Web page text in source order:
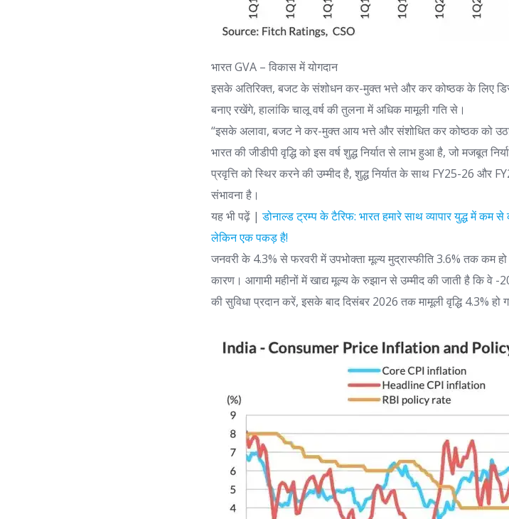
भारत GVA – विकास में योगदान
इसके अतिरिक्त, बजट के संशोधन कर-मुक्त भत्ते और कर कोष्ठक के लिए
बनाए रखेंगे, हालांकि चालू वर्ष की तुलना में अधिक मामूली गति से।
“इसके अलावा, बजट ने कर-मुक्त आय भत्ते और संशोधित कर कोष्ठक को
भारत की जीडीपी वृद्धि को इस वर्ष शुद्ध निर्यात से लाभ हुआ है, जो मजबूत
प्रवृत्ति को स्थिर करने की उम्मीद है, शुद्ध निर्यात के साथ FY25-26 और
संभावना है।
यह भी पढ़ें |डोनाल्ड ट्रम्प के टैरिफ: भारत हमारे साथ व्यापार युद्ध में
लेकिन एक पकड़ है!
जनवरी के 4.3% से फरवरी में उपभोक्ता मूल्य मुद्रास्फीति 3.6% तक कम
कारण। आगामी महीनों में खाद्य मूल्य के रुझान से उम्मीद की जाती है कि
की सुविधा प्रदान करें, इसके बाद दिसंबर 2026 तक मामूली वृद्धि 4.3% हो